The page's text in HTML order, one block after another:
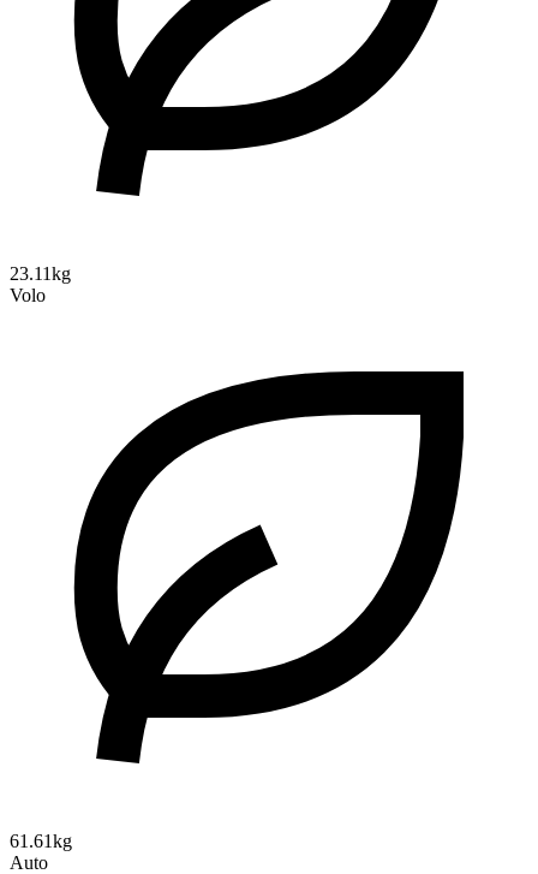
23.11kg
Volo
61.61kg
Auto